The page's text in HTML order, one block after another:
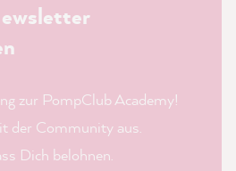
zur PompClub Academy!
der Community aus.
Dich belohnen.